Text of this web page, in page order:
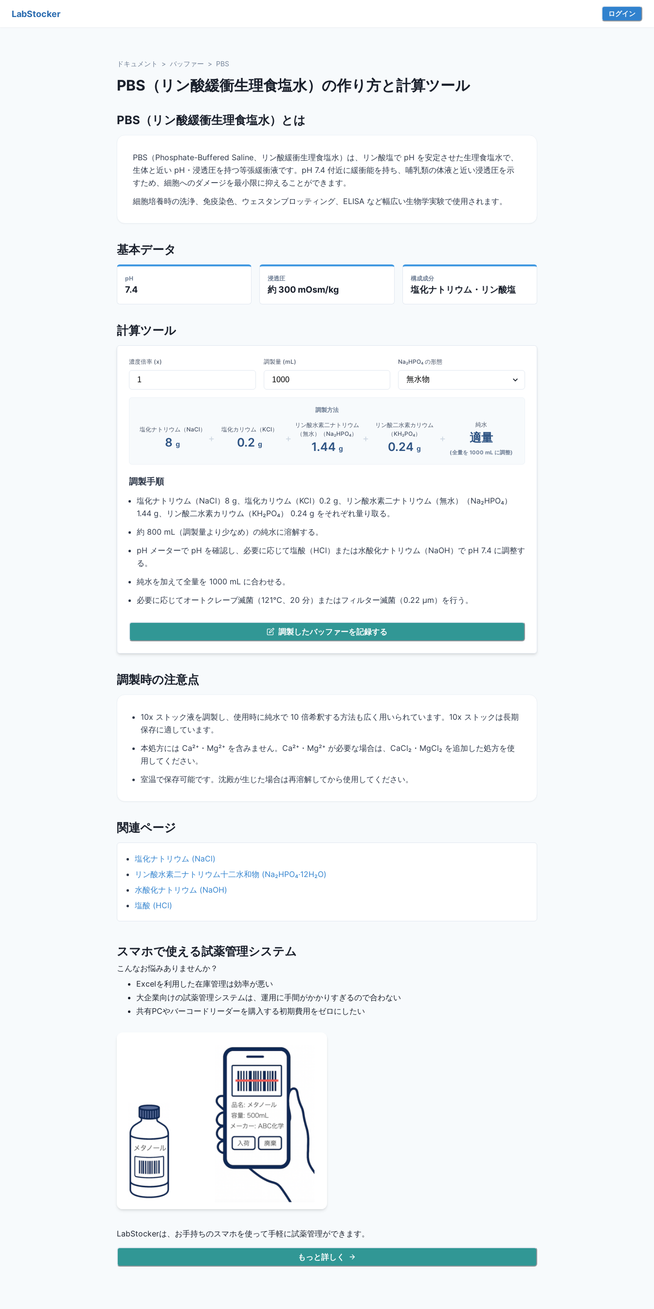
LabStocker ログイン
ドキュメント > バッファー > PBS
PBS（リン酸緩衝生理食塩水）の作り方と計算ツール
PBS（リン酸緩衝生理食塩水）とは
PBS（Phosphate-Buffered Saline、リン酸緩衝生理食塩水）は、リン酸塩で pH を安定させた生理食塩水で、
生体と近い pH・浸透圧を持つ等張緩衝液です。pH 7.4 付近に緩衝能を持ち、哺乳類の体液と近い浸透圧を示
すため、細胞へのダメージを最小限に抑えることができます。
細胞培養時の洗浄、免疫染色、ウェスタンブロッティング、ELISA など幅広い生物学実験で使用されます。
基本データ
pH
7.4
浸透圧
約 300 mOsm/kg
構成成分
塩化ナトリウム・リン酸塩
計算ツール
濃度倍率 (x) 調製量 (mL) Na₂HPO₄ の形態
調製方法
塩化ナトリウム（NaCl）
8 g +
塩化カリウム（KCl）
0.2 g +
リン酸水素二ナトリウム
（無水）（Na₂HPO₄）
1.44 g
+
リン酸二水素カリウム
（KH₂PO₄）
0.24 g
+
純水
適量
(全量を1000 mL に調整)
調製手順
塩化ナトリウム（NaCl） 8 g、塩化カリウム（KCl） 0.2 g、
リン酸水素二ナトリウム（無水）（Na₂HPO₄）
1.44 g、リン酸二水素カリウム（KH₂PO₄） 0.24 g をそれぞれ量り取る。
約 800 mL（調製量より少なめ）の純水に溶解する。
pH メーターで pH を確認し、必要に応じて塩酸（HCl）または水酸化ナトリウム（NaOH）で pH 7.4 に調整す
る。
純水を加えて全量を 1000 mL に合わせる。
必要に応じてオートクレーブ滅菌（121℃、20 分）またはフィルター滅菌（0.22 µm）を行う。
調製したバッファーを記録する
調製時の注意点
10x ストック液を調製し、使用時に純水で 10 倍希釈する方法も広く用いられています。10x ストックは長期
保存に適しています。
本処方には Ca²⁺・Mg²⁺ を含みません。Ca²⁺・Mg²⁺ が必要な場合は、CaCl₂・MgCl₂ を追加した処方を使
用してください。
室温で保存可能です。沈殿が生じた場合は再溶解してから使用してください。
関連ページ
塩化ナトリウム (NaCl)
リン酸水素二ナトリウム十二水和物 (Na₂HPO₄·12H₂O)
水酸化ナトリウム (NaOH)
塩酸 (HCl)
スマホで使える試薬管理システム
こんなお悩みありませんか？
Excelを利用した在庫管理は効率が悪い
大企業向けの試薬管理システムは、運用に手間がかかりすぎるので合わない
共有PCやバーコードリーダーを購入する初期費用をゼロにしたい
LabStockerは、お手持ちのスマホを使って手軽に試薬管理ができます。
もっと詳しく
スマホで使える試薬管理システム
Excelを利用した在庫管理は効率が悪い
大企業向けの試薬管理システムは、運用に手間が
かかりすぎるので合わない
管理ができます。